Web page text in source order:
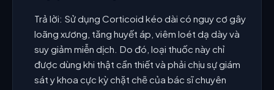
Trả lời: Sử dụng Corticoid kéo dài có nguy cơ gây
loãng xương, tăng huyết áp, viêm loét dạ dày và
suy giảm miễn dịch. Do đó, loại thuốc này chỉ
được dùng khi thật cần thiết và phải chịu sự giám
sát y khoa cực kỳ chặt chẽ của bác sĩ chuyên